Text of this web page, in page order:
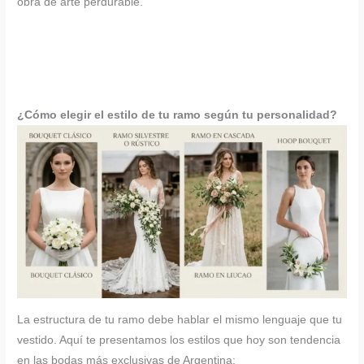
¿Cómo elegir el estilo de tu ramo según tu personalidad?
La estructura de tu ramo debe hablar el mismo lenguaje que tu
vestido. Aquí te presentamos los estilos que hoy son tendencia
en las bodas más exclusivas de Argentina: